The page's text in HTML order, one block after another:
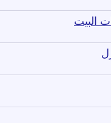
البيت